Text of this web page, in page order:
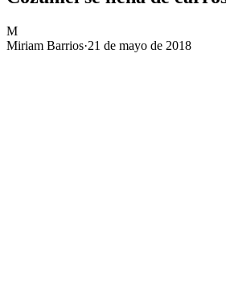
M
Miriam Barrios·21 de mayo de 2018